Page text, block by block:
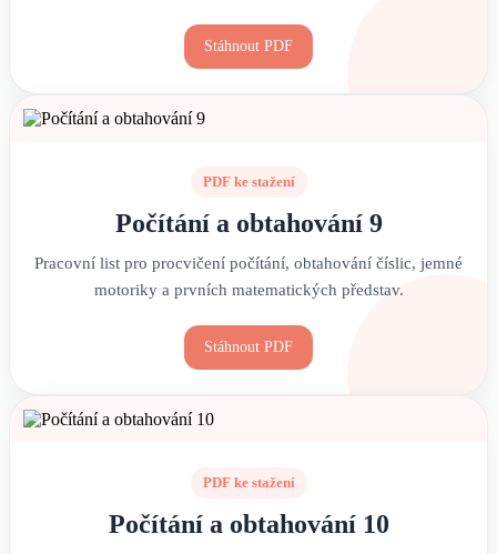
Stáhnout PDF
PDF ke stažení
Počítání a obtahování 9
Pracovní list pro procvičení počítání, obtahování číslic, jemné
motoriky a prvních matematických představ.
Stáhnout PDF
PDF ke stažení
Počítání a obtahování 10